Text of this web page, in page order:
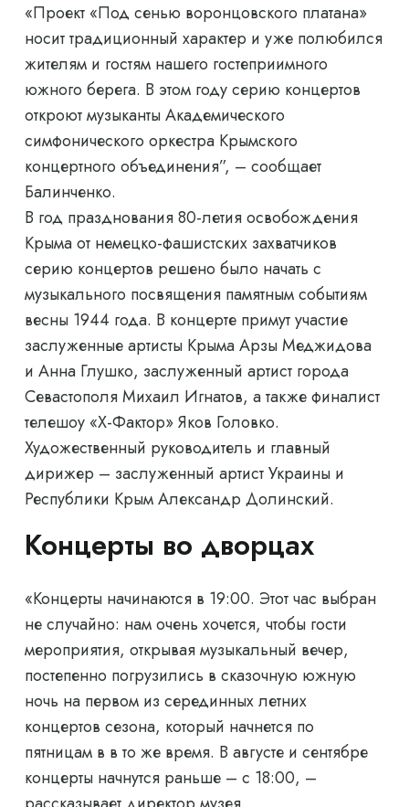
«Проект «Под сенью воронцовского платана»
носит традиционный характер и уже полюбился
жителям и гостям нашего гостеприимного
южного берега. В этом году серию концертов
откроют музыканты Академического
симфонического оркестра Крымского
концертного объединения”, – сообщает
Балинченко.
В год празднования 80-летия освобождения
Крыма от немецко-фашистских захватчиков
серию концертов решено было начать с
музыкального посвящения памятным событиям
весны 1944 года. В концерте примут участие
заслуженные артисты Крыма Арзы Меджидова
и Анна Глушко, заслуженный артист города
Севастополя Михаил Игнатов, а также финалист
телешоу «Х-Фактор» Яков Головко.
Художественный руководитель и главный
дирижер – заслуженный артист Украины и
Республики Крым Александр Долинский.
Концерты во дворцах
«Концерты начинаются в 19:00. Этот час выбран
не случайно: нам очень хочется, чтобы гости
мероприятия, открывая музыкальный вечер,
постепенно погрузились в сказочную южную
ночь на первом из серединных летних
концертов сезона, который начнется по
пятницам в в то же время. В августе и сентябре
концерты начнутся раньше – с 18:00, –